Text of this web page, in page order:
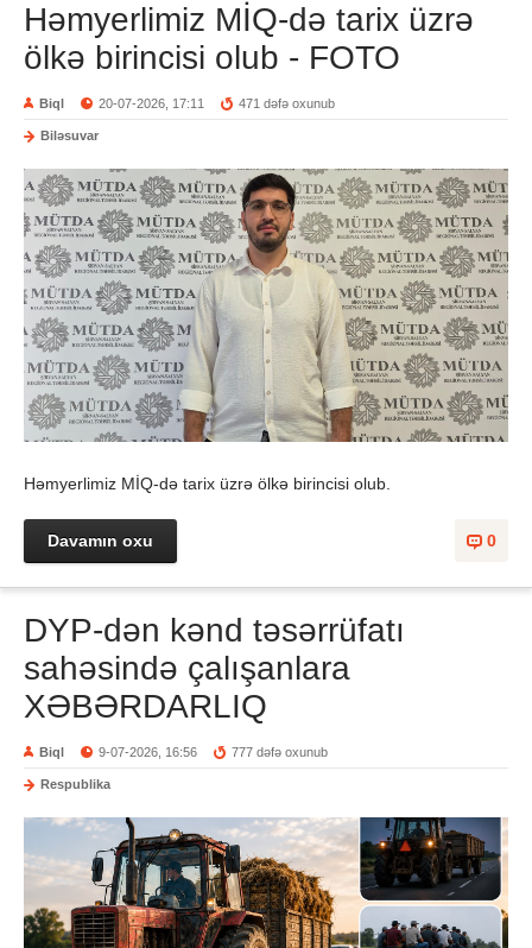
Həmyerlimiz MİQ-də tarix üzrə
ölkə birincisi olub - FOTO
Biql 20-07-2026, 17:11 471 dəfə oxunub
Biləsuvar
Həmyerlimiz MİQ-də tarix üzrə ölkə birincisi olub.
0
Davamın oxu
DYP-dən kənd təsərrüfatı
sahəsində çalışanlara
XƏBƏRDARLIQ
Biql 9-07-2026, 16:56 777 dəfə oxunub
Respublika